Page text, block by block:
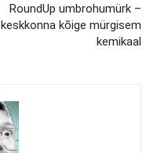
RoundUp umbrohumürk –
keskkonna kõige mürgisem
kemikaal